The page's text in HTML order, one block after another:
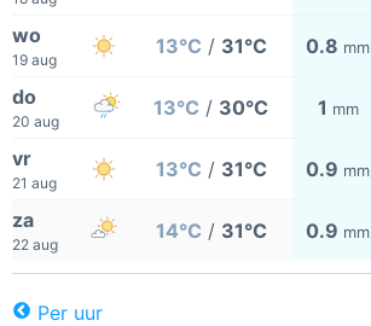
wo
19 aug
13°C / 31°C 0.8 mm
do
20 aug
13°C / 30°C 1 mm
vr
21 aug
13°C / 31°C 0.9 mm
za
22 aug
14°C / 31°C 0.9 mm
Per uur